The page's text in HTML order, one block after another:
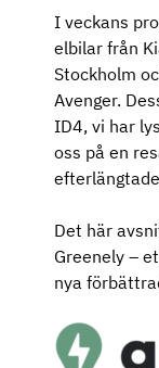
I veckans
elbilar från
Stockholm
Avenger.
ID4, vi har
oss på en
Det här
Greenely –
nya